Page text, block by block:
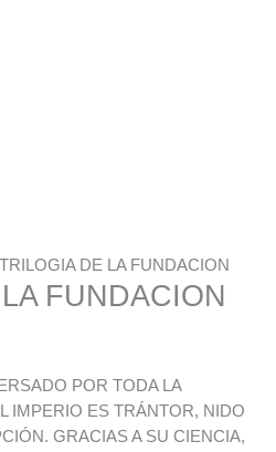
DE LA FUNDACION
FUNDACION
POR TODA LA
IMPERIO ES TRÁNTOR, NIDO
GRACIAS A SU CIENCIA,